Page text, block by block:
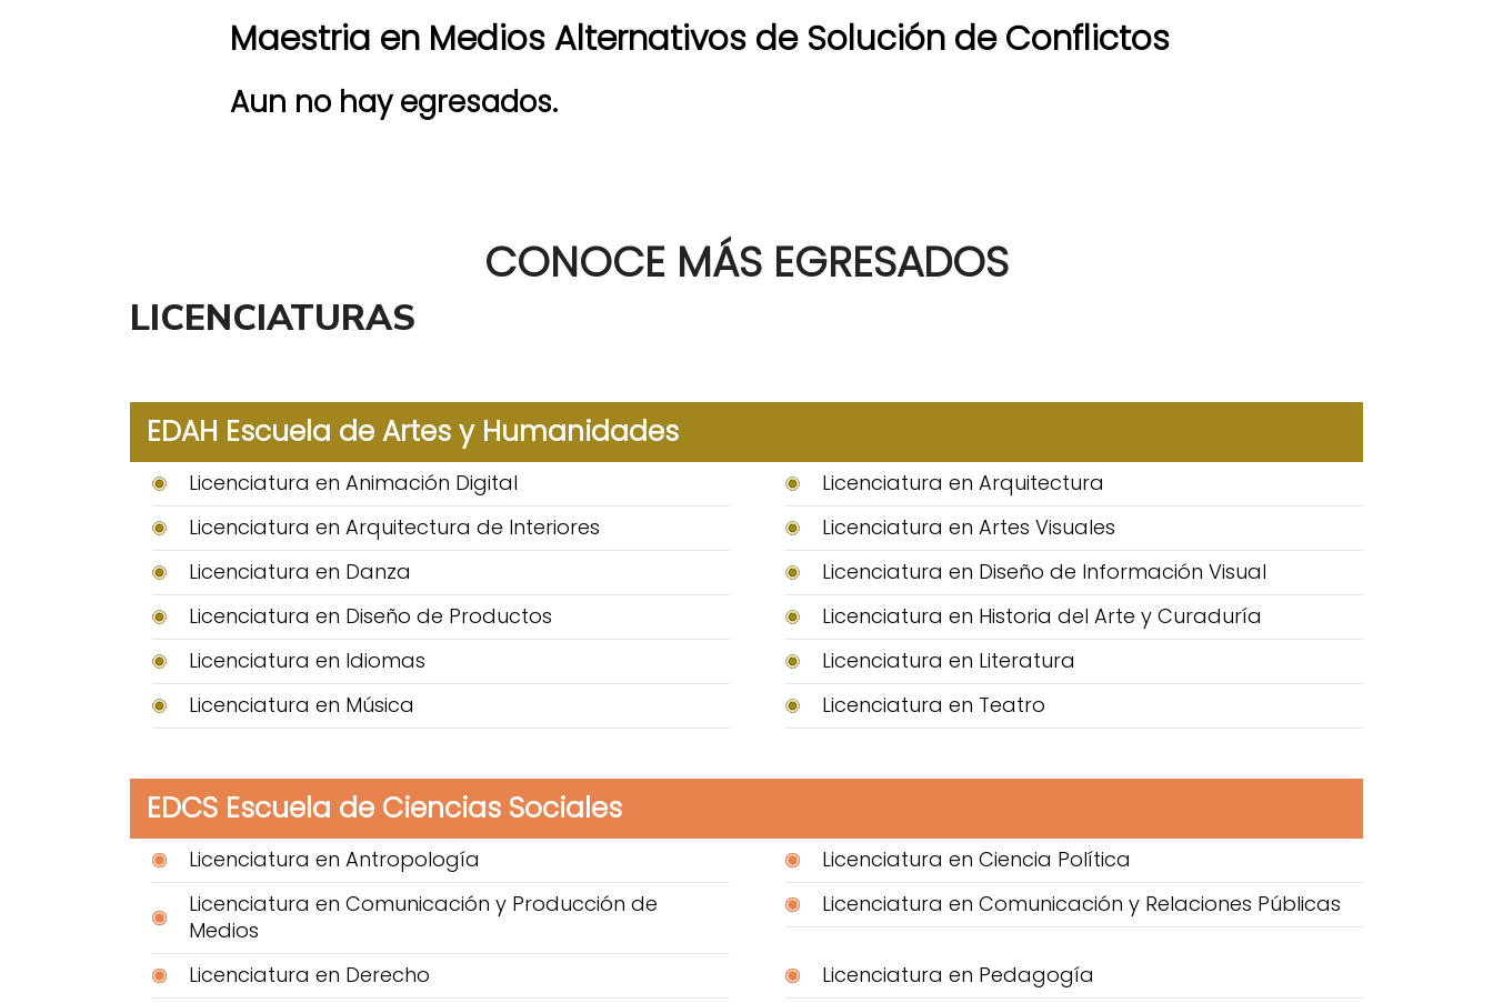
Maestria en Medios Alternativos de Solución de Conflictos
Aun no hay egresados.
CONOCE MÁS EGRESADOS
LICENCIATURAS
EDAH Escuela de Artes y Humanidades
Licenciatura en Animación Digital
Licenciatura en Arquitectura
Licenciatura en Arquitectura de Interiores
Licenciatura en Artes Visuales
Licenciatura en Danza
Licenciatura en Diseño de Información Visual
Licenciatura en Diseño de Productos
Licenciatura en Historia del Arte y Curaduría
Licenciatura en Idiomas
Licenciatura en Literatura
Licenciatura en Música
Licenciatura en Teatro
EDCS Escuela de Ciencias Sociales
Licenciatura en Antropología
Licenciatura en Ciencia Política
Licenciatura en Comunicación y Producción de
Medios
Licenciatura en Comunicación y Relaciones Públicas
Licenciatura en Derecho
Licenciatura en Pedagogía